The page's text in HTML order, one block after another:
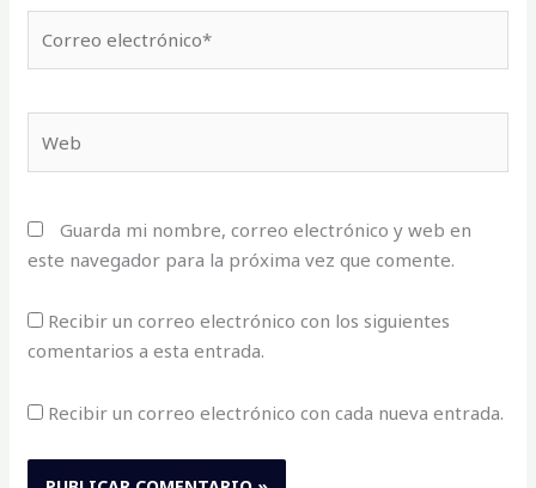
electrónico*
Guarda mi nombre, correo electrónico y web en
este navegador para la próxima vez que comente.
Recibir un correo electrónico con los siguientes
comentarios a esta entrada.
Recibir un correo electrónico con cada nueva entrada.